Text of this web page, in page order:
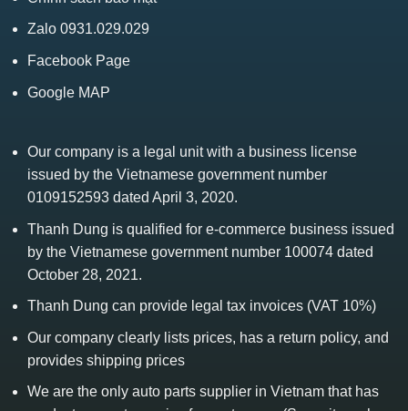
Zalo 0931.029.029
Facebook Page
Google MAP
Our company is a legal unit with a business license
issued by the Vietnamese government number
0109152593 dated April 3, 2020.
Thanh Dung is qualified for e-commerce business issued
by the Vietnamese government number 100074 dated
October 28, 2021.
Thanh Dung can provide legal tax invoices (VAT 10%)
Our company clearly lists prices, has a return policy, and
provides shipping prices
We are the only auto parts supplier in Vietnam that has